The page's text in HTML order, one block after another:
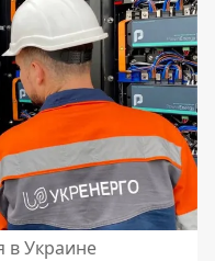
в Украине